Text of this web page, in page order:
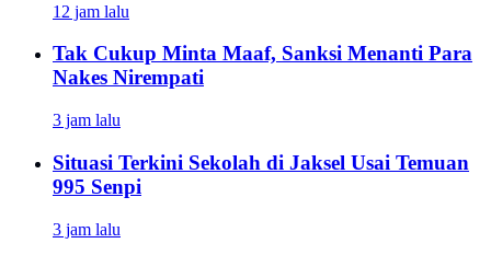
12 jam lalu
Tak Cukup Minta Maaf, Sanksi Menanti Para
Nakes Nirempati
3 jam lalu
Situasi Terkini Sekolah di Jaksel Usai Temuan
995 Senpi
3 jam lalu